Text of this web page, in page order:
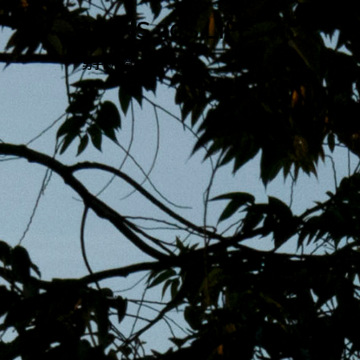
跳
至
主
內
MENS 30S LIFE
男子的日常生活